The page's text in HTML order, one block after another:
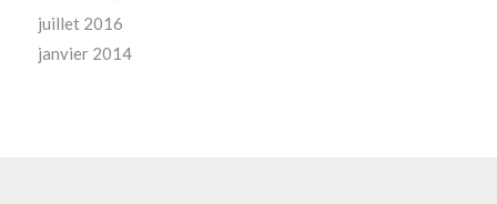
juillet 2016
janvier 2014